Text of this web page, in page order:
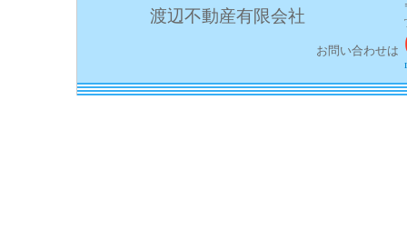
渡辺不動産有限会社
お問い合わせは